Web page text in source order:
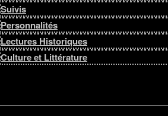
Suivis
Personnalités
Lectures Historiques
Culture et Littérature